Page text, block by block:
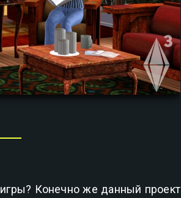
Конечно же данный проект